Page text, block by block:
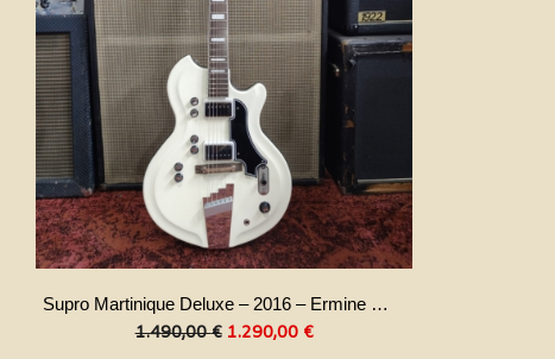
Supro Martinique Deluxe – 2016 – Ermine White
1.490,00€ Il
1.290,00 €Il